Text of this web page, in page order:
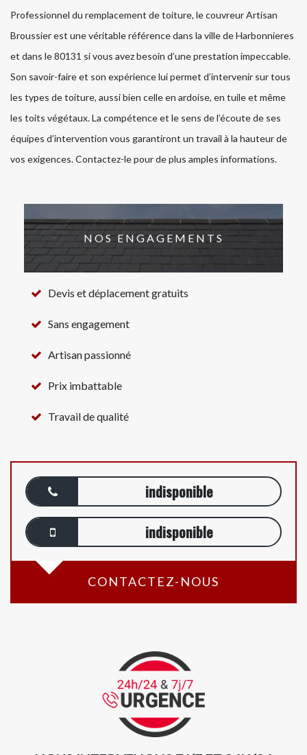
Professionnel du remplacement de toiture, le couvreur Artisan
Broussier est une véritable référence dans la ville de Harbonnieres
et dans le 80131 si vous avez besoin d’une prestation impeccable.
Son savoir-faire et son expérience lui permet d’intervenir sur tous
les types de toiture, aussi bien celle en ardoise, en tuile et même
les toits végétaux. La compétence et le sens de l’écoute de ses
équipes d’intervention vous garantiront un travail à la hauteur de
vos exigences. Contactez-le pour de plus amples informations.
NOS ENGAGEMENTS
Devis et déplacement gratuits
Sans engagement
Artisan passionné
Prix imbattable
Travail de qualité
indisponible
indisponible
CONTACTEZ-NOUS